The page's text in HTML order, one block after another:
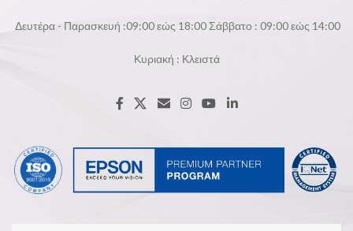
Δευτέρα - Παρασκευή :09:00 εώς 18:00 Σάββατο : 09:00 εώς 14:00
Κυριακή : Κλειστά